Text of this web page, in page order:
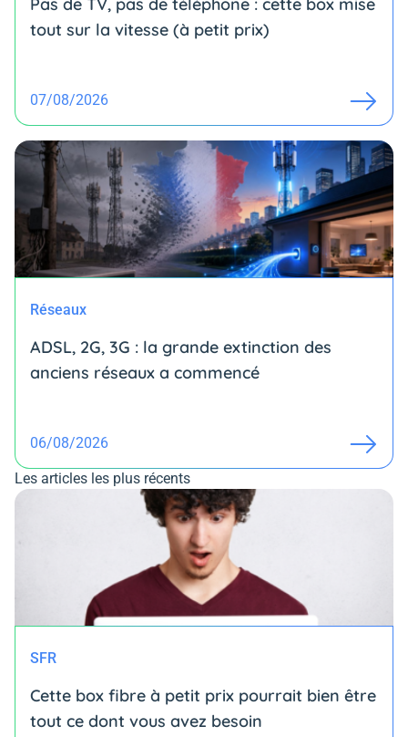
Pas de TV, pas de téléphone : cette box mise
tout sur la vitesse (à petit prix)
07/08/2026
Réseaux
ADSL, 2G, 3G : la grande extinction des
anciens réseaux a commencé
06/08/2026
Les articles les plus récents
SFR
Cette box fibre à petit prix pourrait bien être
tout ce dont vous avez besoin